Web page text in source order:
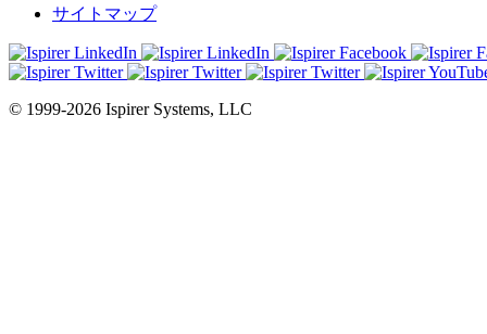
サイトマップ
© 1999-2026 Ispirer Systems, LLC